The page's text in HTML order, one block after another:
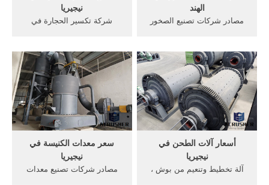
نيجيريا
شركة تكسير الحجارة في
في قوات الدفاع الشعبي الهند.
سحق نظرية الفرز في قوات
الدفاع الشعبي .تستخدم في
تكسير الحجر الصغرى التصنيع.
الهند
مصادر شركات تصنيع الصخور
كسارة حجارة سعر في الصين .
٢٢٬٥٠٠٫٠٠ us$٣٢٬٥٨٠٫٠٠ us$
/ مجموعات . 1 مجموعات
(لمين) 6 yrs. 100.0%.
سعر معدات الكنيسة في
نيجيريا
مصادر شركات تصنيع معدات
أسعار آلات الطحن في
نيجيريا
آلة تخطيط وتنعيم من بوش ،